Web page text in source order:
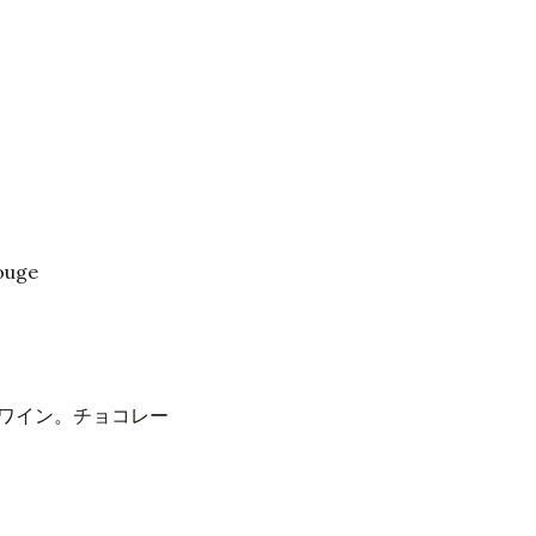
イン。チョコレー